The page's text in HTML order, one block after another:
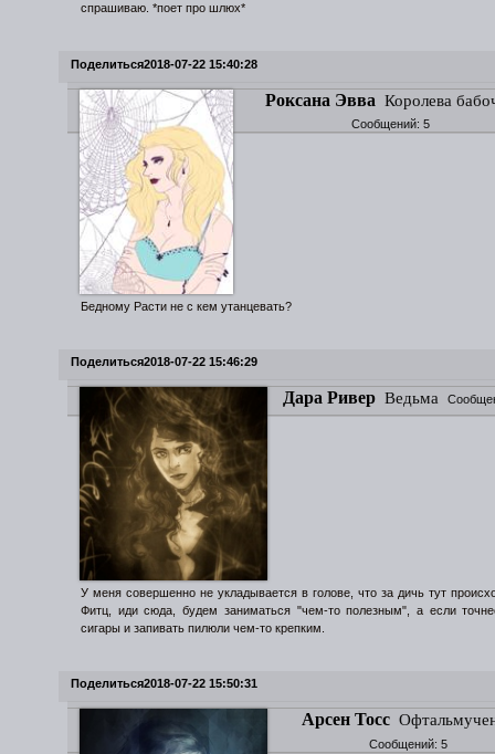
спрашиваю. *поет про шлюх*
Поделиться2018-07-22 15:40:28
Роксана Эвва Королева
Сообщений: 5
Бедному Расти не с кем утанцевать?
Поделиться2018-07-22 15:46:29
Дара Ривер Ведьма
У меня совершенно не укладывается в голове, что за дичь тут
Фитц, иди сюда, будем заниматься "чем-то полезным", а если
сигары и запивать пилюли чем-то крепким.
Поделиться2018-07-22 15:50:31
Арсен Тосс
Сообщений: 5